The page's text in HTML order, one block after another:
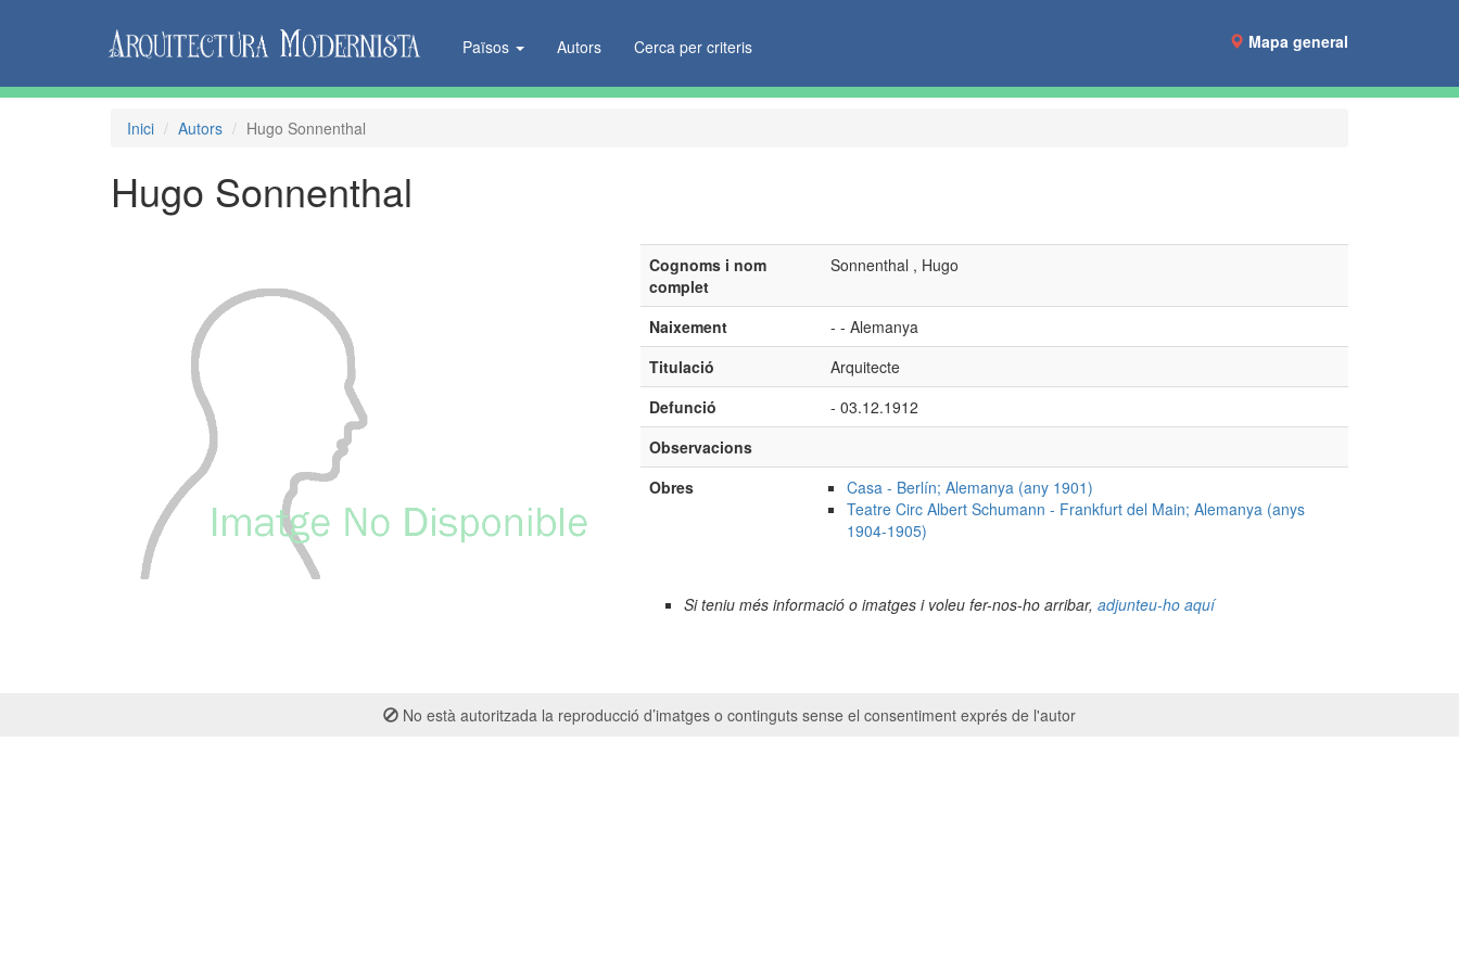
Països Autors Cerca per criteris Mapa general
Inici Autors Hugo Sonnenthal
Hugo Sonnenthal
Cognoms i nom
complet
Sonnenthal , Hugo
Naixement
- - Alemanya
Titulació
Arquitecte
Defunció
- 03.12.1912
Observacions
Obres
Casa - Berlín; Alemanya (any 1901)
Teatre Circ Albert Schumann - Frankfurt del Main; Alemanya (anys
1904-1905)
Si teniu més informació o imatges i voleu fer-nos-ho arribar, adjunteu-ho aquí
No està autoritzada la reproducció d’imatges o continguts sense el consentiment exprés de l'autor